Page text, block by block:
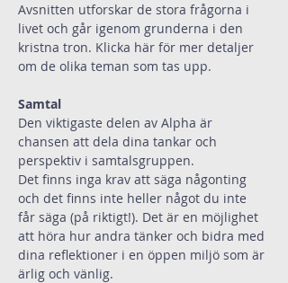
Avsnitten utforskar de stora frågorna i
livet och går igenom grunderna i den
kristna tron. Klicka här för mer detaljer
om de olika teman som tas upp.
Samtal
Den viktigaste delen av Alpha är
chansen att dela dina tankar och
perspektiv i samtalsgruppen.
Det finns inga krav att säga någonting
och det finns inte heller något du inte
får säga (på riktigt!). Det är en möjlighet
att höra hur andra tänker och bidra med
dina reflektioner i en öppen miljö som är
ärlig och vänlig.